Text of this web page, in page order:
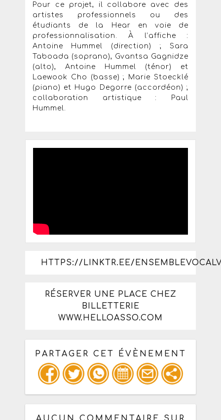
Pour ce projet, il collabore avec des
artistes professionnels ou des
étudiants de la Hear en voie de
professionnalisation. À l’affiche :
Antoine Hummel (direction) ; Sara
Taboada (soprano), Gvantsa Gagnidze
(alto), Antoine Hummel (ténor) et
Laewook Cho (basse) ; Marie Stoecklé
(piano) et Hugo Degorre (accordéon) ;
collaboration artistique : Paul
Hummel.
HTTPS://LINKTR.EE/
RÉSERVER UNE PLACE CHEZ
BILLETTERIE
WWW.HELLOASSO.COM
PARTAGER CET ÉVÈNEMENT
Copiez les infos ci-dessous pour un
: mail / forum / réseau social